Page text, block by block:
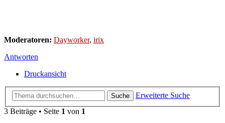
Moderatoren: Dayworker, irix
Antworten
Druckansicht
Suche
Erweiterte Suche
3 Beiträge • Seite 1 von 1